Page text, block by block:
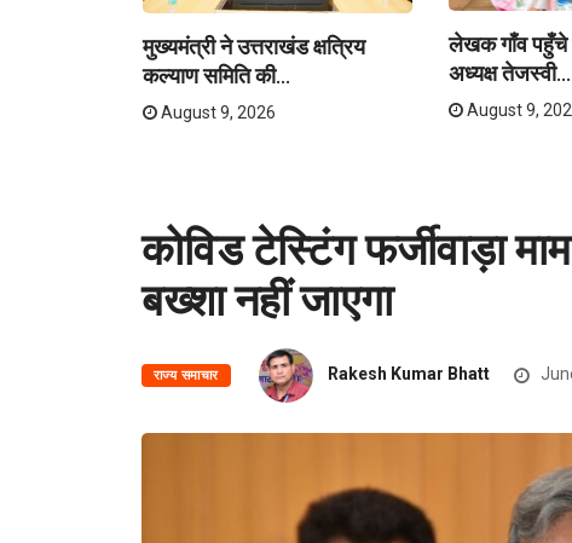
मुख्यमंत्री ने उत्तराखंड क्षत्रिय
कल्याण समिति की...
August 9, 2026
लेखक गाँव पहुँचे
अध्यक्ष तेजस्वी...
August 9,
कोविड टेस्टिंग फर्जीवाड़ा
बख्शा नहीं जाएगा
राज्य समाचार Rakesh Kumar Bhatt